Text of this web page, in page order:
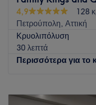
4,9
128
Πετρούπολη, Αττική
Κρυολιπόλυση
30 λεπτά
Περισσότερα για το
Τρίτη